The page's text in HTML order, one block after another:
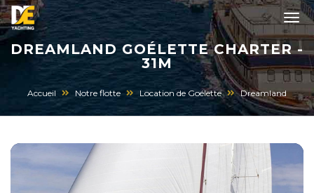
DREAMLAND GOÉLETTE CHARTER -
31M
Accueil Notre flotte Location de Goélette Dreamland